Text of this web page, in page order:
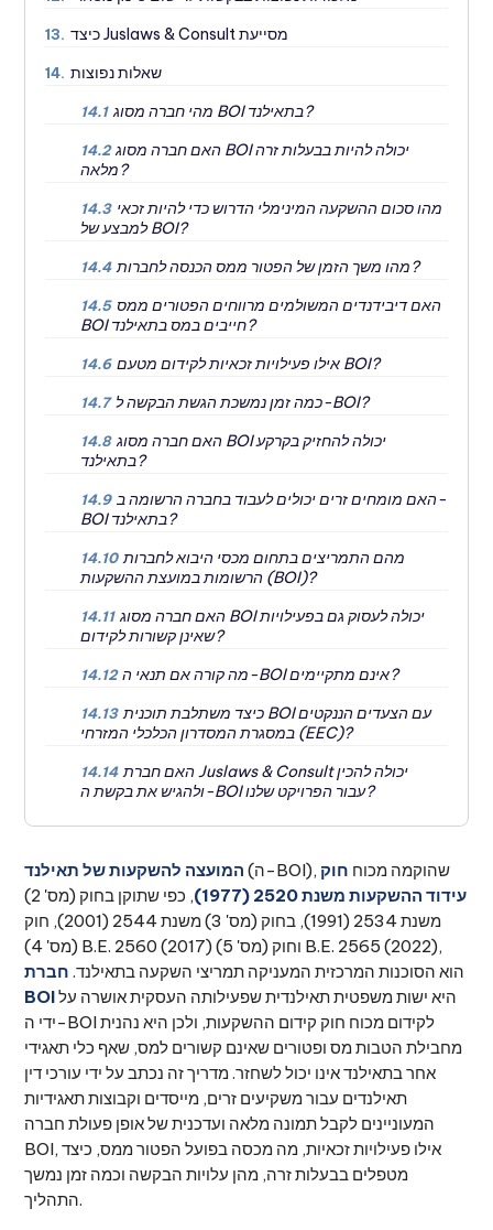
13. כיצד Juslaws & Consult מסייעת
14. שאלות נפוצות
14.1 מהי חברה מסוג BOI בתאילנד?
14.2 האם חברה מסוג BOI יכולה להיות בבעלות זרה
מלאה?
14.3 מהו סכום ההשקעה המינימלי הדרוש כדי להיות זכאי
למבצע של BOI?
14.4 מהו משך הזמן של הפטור ממס הכנסה לחברות?
14.5 האם דיבידנדים המשולמים מרווחים הפטורים ממס
BOI חייבים במס בתאילנד?
14.6 אילו פעילויות זכאיות לקידום מטעם BOI?
14.7 כמה זמן נמשכת הגשת הבקשה ל-BOI?
14.8 האם חברה מסוג BOI יכולה להחזיק בקרקע
בתאילנד?
14.9 האם מומחים זרים יכולים לעבוד בחברה הרשומה ב-
BOI בתאילנד?
14.10 מהם התמריצים בתחום מכסי היבוא לחברות
הרשומות במועצת ההשקעות (BOI)?
14.11 האם חברה מסוג BOI יכולה לעסוק גם בפעילויות
שאינן קשורות לקידום?
14.12 מה קורה אם תנאי ה-BOI אינם מתקיימים?
14.13 כיצד משתלבת תוכנית BOI עם הצעדים הננקטים
במסגרת המסדרון הכלכלי המזרחי (EEC)?
14.14 האם חברת Juslaws & Consult יכולה להכין
ולהגיש את בקשת ה-BOI עבור הפרויקט שלנו?
המועצה להשקעות של תאילנד (ה-BOI), שהוקמה מכוח חוק
עידוד ההשקעות משנת 2520 (1977)
, כפי שתוקן בחוק (מס' 2)
משנת 2534 (1991), בחוק (מס' 3) משנת 2544 (2001), חוק
(מס' 4) B.E. 2560 (2017) וחוק (מס' 5) B.E. 2565 (2022),
הוא הסוכנות המרכזית המעניקה תמריצי השקעה בתאילנד. חברת
BOIהיא ישות משפטית תאילנדית שפעילותה העסקית אושרה על
ידי ה-BOI לקידום מכוח חוק קידום ההשקעות, ולכן היא נהנית
מחבילת הטבות מס ופטורים שאינם קשורים למס, שאף כלי תאגידי
אחר בתאילנד אינו יכול לשחזר. מדריך זה נכתב על ידי עורכי דין
תאילנדים עבור משקיעים זרים, מייסדים וקבוצות תאגידיות
המעוניינים לקבל תמונה מלאה ועדכנית של אופן פעולת חברה
BOI, אילו פעילויות זכאיות, מה מכסה בפועל הפטור ממס, כיצד
מטפלים בבעלות זרה, מהן עלויות הבקשה וכמה זמן נמשך
התהליך.